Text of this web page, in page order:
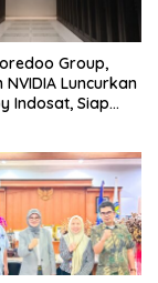
Group,
Luncurkan
Indosat, Siap
AI Terintegerasi